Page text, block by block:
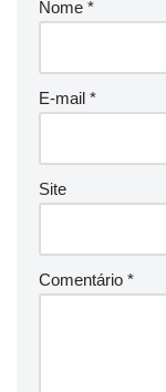
Nome *
E-mail *
Site
Comentário *